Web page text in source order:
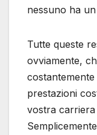
nessuno ha
Tutte queste
ovviamente,
prestazioni
vostra